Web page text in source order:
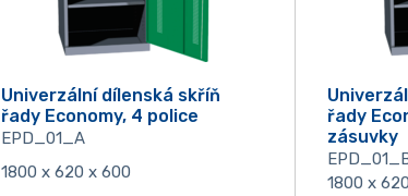
Univerzální dílenská skříň
řady Economy, 4 police
EPD_01_A
1800 x 620 x 600
řady
zásuvky
1800 x